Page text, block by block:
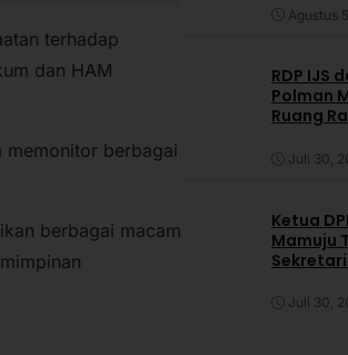
terhadap
dan HAM
memonitor berbagai
berbagai macam
Agustus
RDP IJS
Polman
Ruang
Juli 30,
Ketua
Mamuju
Juli 30,